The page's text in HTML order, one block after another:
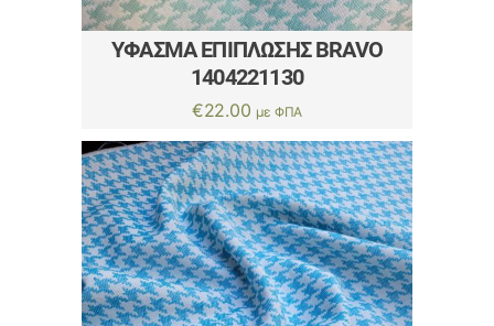
ΎΦΑΣΜΑ ΕΠΊΠΛΩΣΗΣ BRAVO
1404221130
€22.00 με ΦΠΑ